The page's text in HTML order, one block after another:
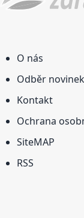
O nás
Odběr novinek
Kontakt
Ochrana
SiteMAP
RSS